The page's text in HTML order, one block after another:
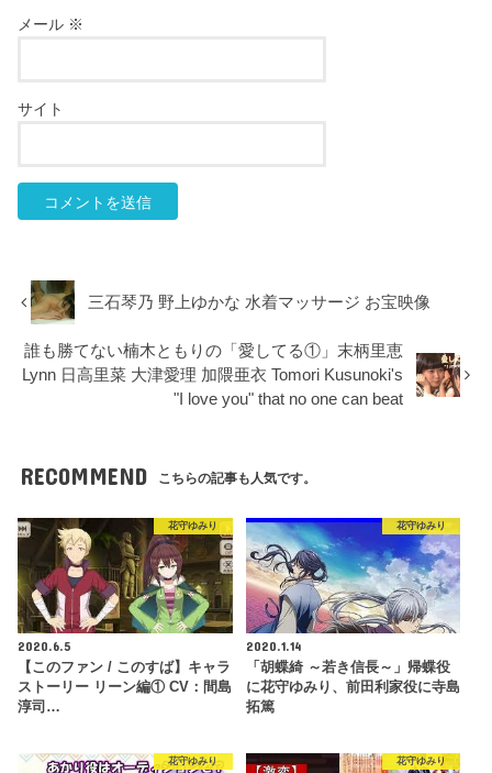
メール ※
サイト
三石琴乃 野上ゆかな 水着マッサージ お宝映像
誰も勝てない楠木ともりの「愛してる①」末柄里恵
Lynn 日高里菜 大津愛理 加隈亜衣 Tomori Kusunoki's
"I love you" that no one can beat
RECOMMEND こちらの記事も人気です。
花守ゆみり
2020.6.5
【このファン / このすば】キャラ
ストーリー リーン編① CV：間島
淳司…
花守ゆみり
2020.1.14
「胡蝶綺 ～若き信長～」帰蝶役
に花守ゆみり、前田利家役に寺島
拓篤
花守ゆみり 花守ゆみり